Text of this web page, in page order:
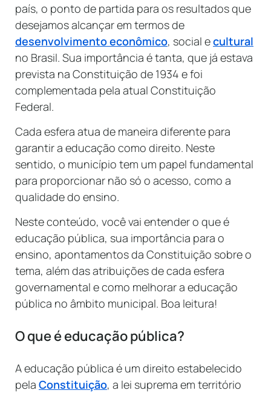
país, o ponto de partida para os resultados que
desejamos alcançar em termos de
desenvolvimento econômico, social ecultural
no Brasil. Sua importância é tanta, que já estava
prevista na Constituição de 1934 e foi
complementada pela atual Constituição
Federal.
Cada esfera atua de maneira diferente para
garantir a educação como direito. Neste
sentido, o município tem um papel fundamental
para proporcionar não só o acesso, como a
qualidade do ensino.
Neste conteúdo, você vai entender o que é
educação pública, sua importância para o
ensino, apontamentos da Constituição sobre o
tema, além das atribuições de cada esfera
governamental e como melhorar a educação
pública no âmbito municipal. Boa leitura!
O que é educação pública?
A educação pública é um direito estabelecido
pela Constituição, a lei suprema em território